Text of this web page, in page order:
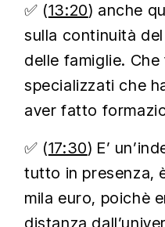
✅ (13:20) anche
sulla continuità
delle famiglie.
specializzati che
aver fatto
✅ (17:30) E’
tutto in presenza,
mila euro, poichè